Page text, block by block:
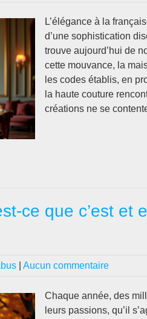
L’élégance à la
d’une sophistication
trouve aujourd’hui de
cette mouvance, la
les codes établis, en
la haute couture
créations ne se
ce que c’est et
Aucun commentaire
Chaque année, des
leurs passions, qu’il